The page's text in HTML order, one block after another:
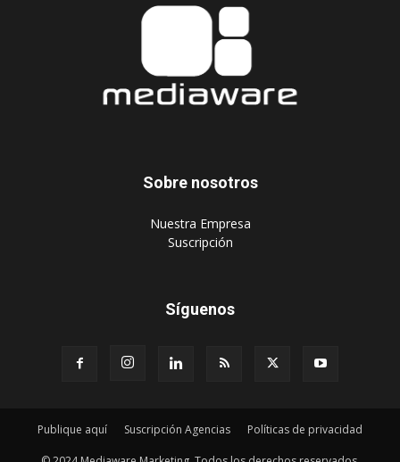
Sobre nosotros
‎Nuestra Empresa
‎Suscripción
Síguenos
Publique aquí Suscripción Agencias Políticas de privacidad